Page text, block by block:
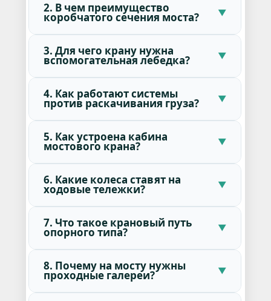
2. В чем преимущество
коробчатого сечения моста?
3. Для чего крану нужна
вспомогательная лебедка?
4. Как работают системы
против раскачивания груза?
5. Как устроена кабина
мостового крана?
6. Какие колеса ставят на
ходовые тележки?
7. Что такое крановый путь
опорного типа?
8. Почему на мосту нужны
проходные галереи?